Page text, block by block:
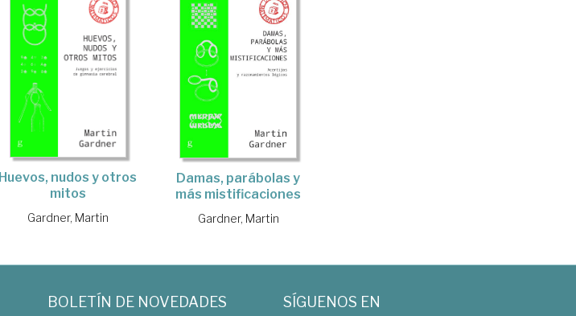
Huevos, nudos y otros
mitos
Gardner, Martin
Damas, parábolas y
más mistificaciones
Gardner, Martin
BOLETÍN DE NOVEDADES SÍGUENOS EN